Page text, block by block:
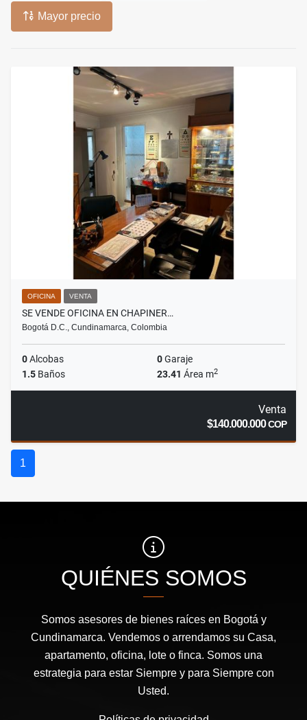
Mayor precio
OFICINA VENTA
SE VENDE OFICINA EN CHAPINER…
Bogotá D.C., Cundinamarca, Colombia
0Alcobas 0Garaje
1.5 Baños 23.41 Área m2
Venta
$140.000.000COP
1
QUIÉNES SOMOS
Somos asesores de bienes raíces en Bogotá y
Cundinamarca. Vendemos o arrendamos su Casa,
apartamento, oficina, lote o finca. Somos una
estrategia para estar Siempre y para Siempre con
Usted.